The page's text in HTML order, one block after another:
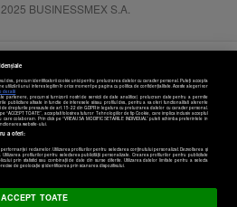
BUSINESSMEX S.A.
dvs., precum identificatorii cookie unici pentru prelucrarea datelor cu caracter personal. Puteți accepta
utilizării unui interes legitim în orice moment pe pagina cu politica de confidențialitate. Aceste alegeri vor
detalii
partenere, precum si furnizorii nostri de servicii de date analitice) prelucram date pentru a permite
publicitare afisate in functie de interesele si/sau profilul dvs., pentru a va oferi functionalitati aferente
de drepturile prevazute de art. 15-22 din GDPR in legatura cu prelucrarea datelor cu caracter personal.
pe “ACCEPT TOATE”, acceptati folosirea tuturor Tehnologiilor de tip Cookie, care implica inclusiv acceptul
colaboram. Prin click pe “VREAU SA MODIFIC SETARILE INDIVIDUAL” puteti schimba preferintele in
website-ului.
a oferi:
reclamelor. Utilizarea profilurilor pentru selectarea conținutului personalizat. Dezvoltarea și
profilurilor pentru selectarea publicității personalizate. Crearea profilurilor pentru publicitate
prin statistici sau combinații de date din surse diferite. Utilizarea datelor limitate pentru a selecta
de geolocație și identificarea prin scanarea dispozitivului.
ACCEPT TOATE